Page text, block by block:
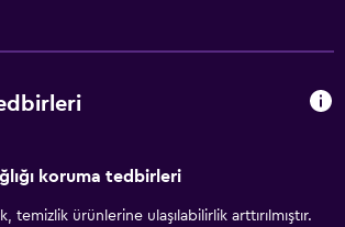
koruma tedbirleri
temizlik ürünlerine ulaşılabilirlik arttırılmıştır.